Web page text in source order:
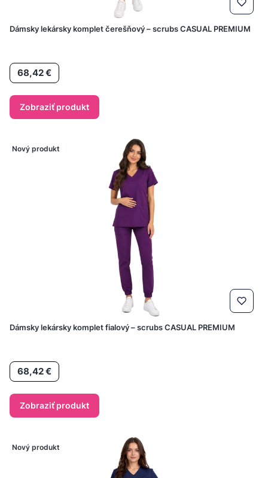
Dámsky lekársky komplet čerešňový – scrubs CASUAL PREMIUM
Cena
68,42 €
Zobraziť produkt
Nový produkt
Dámsky lekársky komplet fialový – scrubs CASUAL PREMIUM
Cena
68,42 €
Zobraziť produkt
Nový produkt